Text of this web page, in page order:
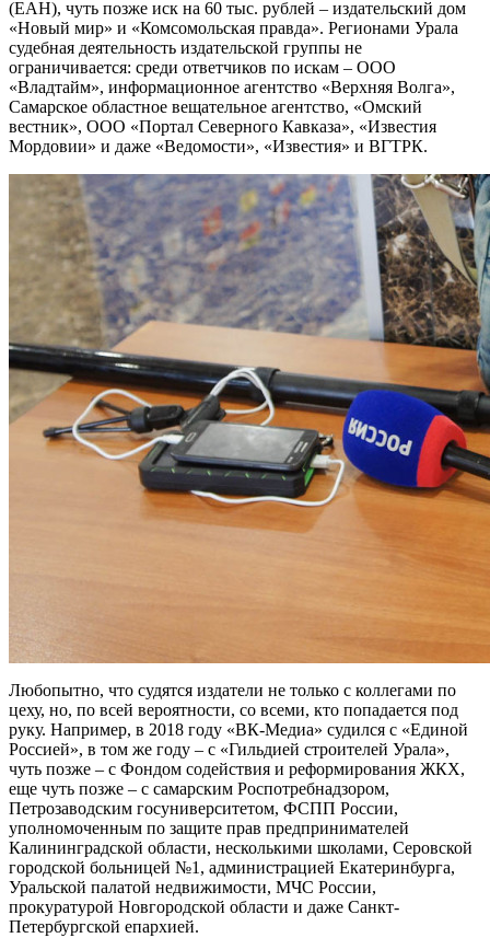
(ЕАН), чуть позже иск на 60 тыс. рублей – издательский дом
«Новый мир» и «Комсомольская правда». Регионами Урала
судебная деятельность издательской группы не
ограничивается: среди ответчиков по искам – ООО
«Владтайм», информационное агентство «Верхняя Волга»,
Самарское областное вещательное агентство, «Омский
вестник», ООО «Портал Северного Кавказа», «Известия
Мордовии» и даже «Ведомости», «Известия» и ВГТРК.
Любопытно, что судятся издатели не только с коллегами по
цеху, но, по всей вероятности, со всеми, кто попадается под
руку. Например, в 2018 году «ВК-Медиа» судился с «Единой
Россией», в том же году – с «Гильдией строителей Урала»,
чуть позже – с Фондом содействия и реформирования ЖКХ,
еще чуть позже – с самарским Роспотребнадзором,
Петрозаводским госуниверситетом, ФСПП России,
уполномоченным по защите прав предпринимателей
Калининградской области, несколькими школами, Серовской
городской больницей №1, администрацией Екатеринбурга,
Уральской палатой недвижимости, МЧС России,
прокуратурой Новгородской области и даже Санкт-
Петербургской епархией.